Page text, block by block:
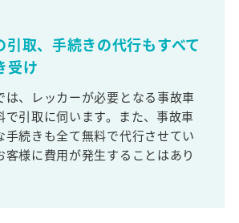
引取、手続きの代行もすべて
受け
は、レッカーが必要となる事故車
で引取に伺います。また、事故車
手続きも全て無料で代行させてい
客様に費用が発生することはあり